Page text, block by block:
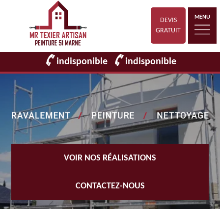
DEVIS
GRATUIT
MENU
indisponible indisponible
VOIR NOS RÉALISATIONS
CONTACTEZ-NOUS